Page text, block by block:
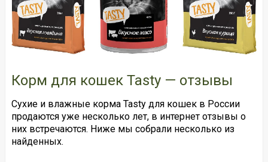
Корм для кошек Tasty — отзывы
Сухие и влажные корма Tasty для кошек в России
продаются уже несколько лет, в интернет отзывы о
них встречаются. Ниже мы собрали несколько из
найденных.